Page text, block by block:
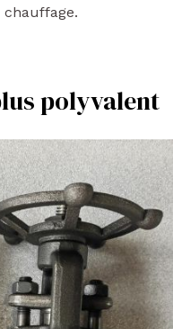
chauffage.
polyvalent